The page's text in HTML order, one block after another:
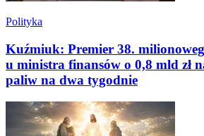
Polityka
Kuźmiuk: Premier 38.
u ministra finansów o 0,8 mld zł
paliw na dwa tygodnie